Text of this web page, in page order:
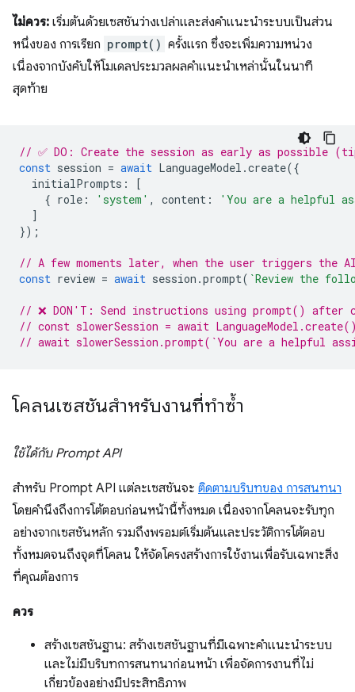
ไม่ควร: เริ่มต้นด้วยเซสชันว่างเปล่าและส่งคำแนะนำระบบเป็นส่วน
หนึ่งของ การเรียก prompt() ครั้งแรก ซึ่งจะเพิ่มความหน่วง
เนื่องจากบังคับให้โมเดลประมวลผลคำแนะนำเหล่านั้นในนาที
สุดท้าย
// ✅ DO: Create the session as early as possible
const session = await LanguageModel .create({
initialPrompts :
[
{ role : 'system' , content :
'You are a helpful
]
});
// A few moments later, when the user triggers the
const review = await session .prompt( `Review the
// ❌ DON'T: Send instructions using prompt() after
// const slowerSession = await
// await slowerSession.prompt(`You are a helpful
โคลนเซสชันสำหรับงานที่ทำซ้ำ
ใช้ได้กับ Prompt API
สำหรับ Prompt API แต่ละเซสชันจะ ติดตามบริบทของ การสนทนา
โดยคำนึงถึงการโต้ตอบก่อนหน้านี้ทั้งหมด เนื่องจากโคลนจะรับทุก
อย่างจากเซสชันหลัก รวมถึงพรอมต์เริ่มต้นและประวัติการโต้ตอบ
ทั้งหมดจนถึงจุดที่โคลน ให้จัดโครงสร้างการใช้งานเพื่อรับเฉพาะสิ่ง
ที่คุณต้องการ
ควร
สร้างเซสชันฐาน: สร้างเซสชันฐานที่มีเฉพาะคำแนะนำระบบ
และไม่มีบริบทการสนทนาก่อนหน้า เพื่อจัดการงานที่ไม่
เกี่ยวข้องอย่างมีประสิทธิภาพ